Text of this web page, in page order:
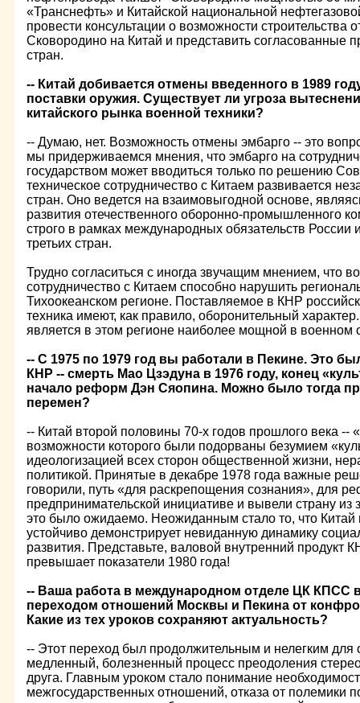
«Транснефть» и Китайской национальной
провести консультации о возможности строительства
Сковородино на Китай и представить согласованные
стран.
-- Китай добивается отмены введенного в 1989
поставки оружия. Существует ли угроза
китайского рынка военной техники?
-- Думаю, нет. Возможность отмены эмбарго -- это
мы придерживаемся мнения, что эмбарго на
государством может вводиться только по решению
техническое сотрудничество с Китаем развивается
стран. Оно ведется на взаимовыгодной основе,
развития отечественного оборонно-промышленного
строго в рамках международных обязательств России
третьих стран.
Трудно согласиться с иногда звучащим мнением, что
сотрудничество с Китаем способно нарушить
Тихоокеанском регионе. Поставляемое в КНР
техника имеют, как правило, оборонительный
является в этом регионе наиболее мощной в
-- С 1975 по 1979 год вы работали в Пекине. Это
КНР -- смерть Мао Цзэдуна в 1976 году, конец
начало реформ Дэн Сяопина. Можно было тогда
перемен?
-- Китай второй половины 70-х годов прошлого века --
возможности которого были подорваны безумием
идеологизацией всех сторон общественной жизни,
политикой. Принятые в декабре 1978 года важные
говорили, путь «для раскрепощения сознания», для
предпринимательской инициативе и вывели страну из
это было ожидаемо. Неожиданным стало то, что Китай
устойчиво демонстрирует невиданную динамику
развития. Представьте, валовой внутренний продукт
превышает показатели 1980 года!
-- Ваша работа в международном отделе ЦК КПСС
переходом отношений Москвы и Пекина от
Какие из тех уроков сохраняют актуальность?
-- Этот переход был продолжительным и нелегким для
медленный, болезненный процесс преодоления
друга. Главным уроком стало понимание
межгосударственных отношений, отказа от полемики